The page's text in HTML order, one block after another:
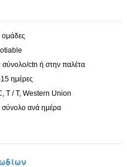
ομάδες
ctn ή στην παλέτα
ημέρες
T / T, Western Union
ανά ημέρα